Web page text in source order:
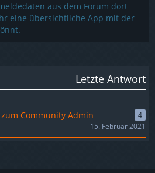
aus dem Forum dort
eine übersichtliche App mit der
Letzte Antwort
Community Admin
4
15. Februar 2021